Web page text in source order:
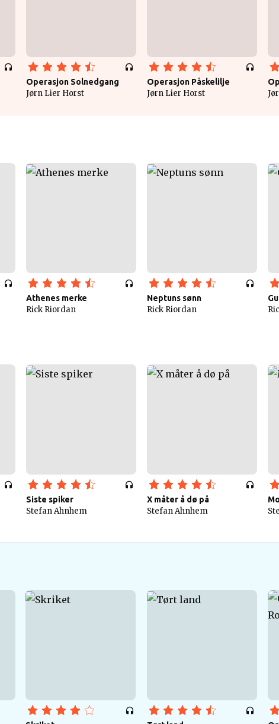
Operasjon Solnedgang
Jørn Lier Horst
Operasjon Påskelilje
Jørn Lier Horst
Athenes merke
Rick Riordan
Neptuns sønn
Rick Riordan
Siste spiker
Stefan Ahnhem
X måter å dø på
Stefan Ahnhem